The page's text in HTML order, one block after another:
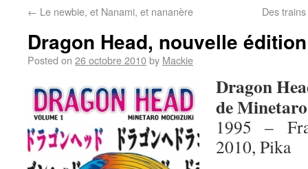
← Le newbie, et Nanami, et nananère Des
Dragon Head, nouvelle édition
Posted on 26 octobre 2010by Mackie
Dragon
de
1995 –
2010, Pika